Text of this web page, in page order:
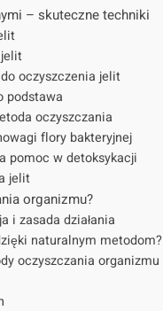
– skuteczne techniki
oczyszczenia jelit
podstawa
oczyszczania
flory bakteryjnej
pomoc w detoksykacji
jelit
organizmu?
i zasada działania
naturalnym metodom?
oczyszczania organizmu